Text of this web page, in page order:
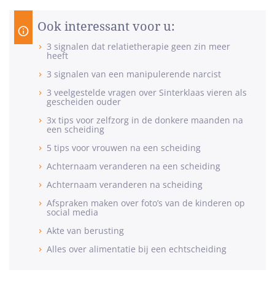
Ook interessant voor u:
3 signalen dat relatietherapie geen zin meer
heeft
3 signalen van een manipulerende narcist
3 veelgestelde vragen over Sinterklaas vieren als
gescheiden ouder
3x tips voor zelfzorg in de donkere maanden na
een scheiding
5 tips voor vrouwen na een scheiding
Achternaam veranderen na een scheiding
Achternaam veranderen na scheiding
Afspraken maken over foto’s van de kinderen op
social media
Akte van berusting
Alles over alimentatie bij een echtscheiding